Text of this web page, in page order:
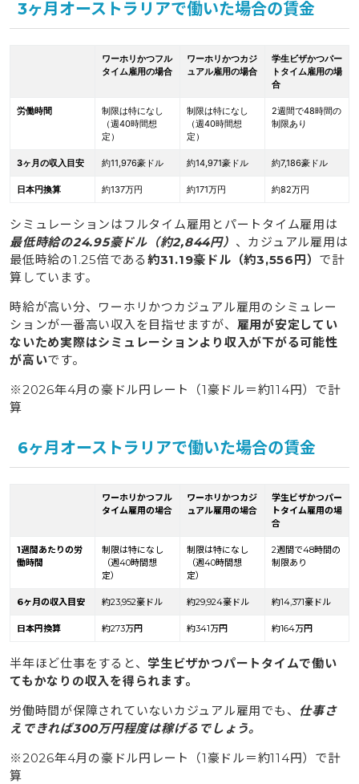
3ヶ月オーストラリアで働いた場合の賃金
ワーホリかつフル
タイム雇用の場合
ワーホリかつカジ
ュアル雇用の場合
学生ビザかつパー
トタイム雇用の場
合
労働時間
制限は特になし
（週40時間想
定）
制限は特になし
（週40時間想
定）
2週間で48時間の
制限あり
3ヶ月の収入目安 約11,976豪ドル 約14,971豪ドル 約7,186豪ドル
日本円換算 約137万円 約171万円 約82万円
シミュレーションはフルタイム雇用とパートタイム雇用は
最低時給の24.95豪ドル（約2,844円） 、カジュアル雇用は
最低時給の1.25倍である 約31.19豪ドル（約3,556円） で計
算しています。
時給が高い分、ワーホリかつカジュアル雇用のシミュレー
ションが一番高い収入を目指せますが、 雇用が安定してい
ないため実際はシミュレーションより収入が下がる可能性
が高いです。
※2026年4月の豪ドル円レート（1豪ドル＝約114円）で計
算
6ヶ月オーストラリアで働いた場合の賃金
ワーホリかつフル
タイム雇用の場合
ワーホリかつカジ
ュアル雇用の場合
学生ビザかつパー
トタイム雇用の場
合
1週間あたりの労
働時間
制限は特になし
（週40時間想
定）
制限は特になし
（週40時間想
定）
2週間で48時間の
制限あり
6ヶ月の収入目安 約23,952豪ドル 約29,924豪ドル 約14,371豪ドル
日本円換算 約273万円 約341万円 約164万円
半年ほど仕事をすると、 学生ビザかつパートタイムで働い
てもかなりの収入を得られます。
労働時間が保障されていないカジュアル雇用でも、 仕事さ
えできれば300万円程度は稼げるでしょう。
※2026年4月の豪ドル円レート（1豪ドル＝約114円）で計
算